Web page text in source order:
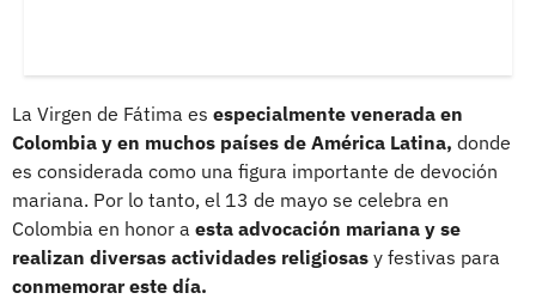
La Virgen de Fátima es especialmente venerada en
Colombia y en muchos países de América Latina, donde
es considerada como una figura importante de devoción
mariana. Por lo tanto, el 13 de mayo se celebra en
Colombia en honor a esta advocación mariana y se
realizan diversas actividades religiosas y festivas para
conmemorar este día.